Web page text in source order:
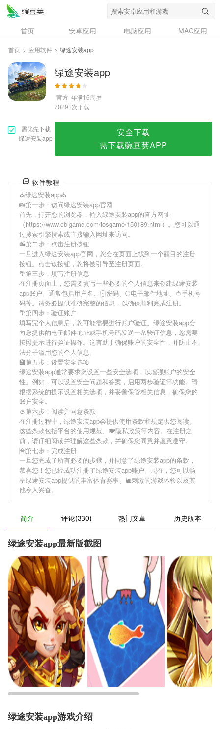
首页 安卓应用 电脑应用
MAC应用
资讯
专题
问答
首页 > 应用软件 > 绿途安装app
绿途安装app
官方 年满16周岁
70291次下载
需优先下载
绿途安装app
安全下载
需下载豌豆荚APP
软件教程
⛪绿途安装app⛪
📸第一步：访问绿途安装app官网
首先，打开您的浏览器，输入绿途安装app的官方网址
（https://www.cbigame.com/iosgame/150189.html）。您可以通
过搜索引擎搜索或直接输入网址来访问。
📻第二步：点击注册按钮
一旦进入绿途安装app官网，您会在页面上找到一个醒目的注册
按钮。点击该按钮，您将被引导至注册页面。
🌴第三步：填写注册信息
在注册页面上，您需要填写一些必要的个人信息来创建绿途安装
app账户。通常包括用户名、🕗密码、🌕电子邮件地址、🍅手机号
码等。请务必提供准确完整的信息，以确保顺利完成注册。
🌴第四步：验证账户
填写完个人信息后，您可能需要进行账户验证。绿途安装app会
向您提供的电子邮件地址或手机号码发送一条验证信息，您需要
按照提示进行验证操作。这有助于确保账户的安全性，并防止不
法分子滥用您的个人信息。
🏩第五步：设置安全选项
绿途安装app通常要求您设置一些安全选项，以增强账户的安全
性。例如，可以设置安全问题和答案，启用两步验证等功能。请
根据系统的提示设置相关选项，并妥善保管相关信息，确保您的
账户安全。
🥌第六步：阅读并同意条款
在注册过程中，绿途安装app会提供使用条款和规定供您阅读。
这些条款包括平台的使用规范、🍽隐私政策等内容。在注册之
前，请仔细阅读并理解这些条款，并确保您同意并愿意遵守。
🈴第七步：完成注册
一旦您完成了所有必要的步骤，并同意了绿途安装app的条款，
恭喜您！您已经成功注册了绿途安装app账户。现在，您可以畅
享绿途安装app提供的丰富体育赛事、🐌刺激的游戏体验以及其
他令人兴奋。
简介 评论(330) 热门文章 历史版本
绿途安装app最新版截图
绿途安装app游戏介绍